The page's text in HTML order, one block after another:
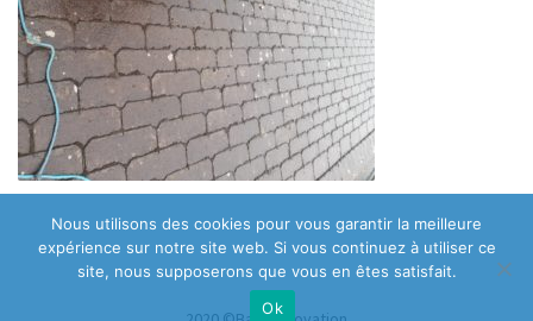
Nous utilisons des cookies pour vous garantir la meilleure
expérience sur notre site web. Si vous continuez à utiliser ce
site, nous supposerons que vous en êtes satisfait.
Ok